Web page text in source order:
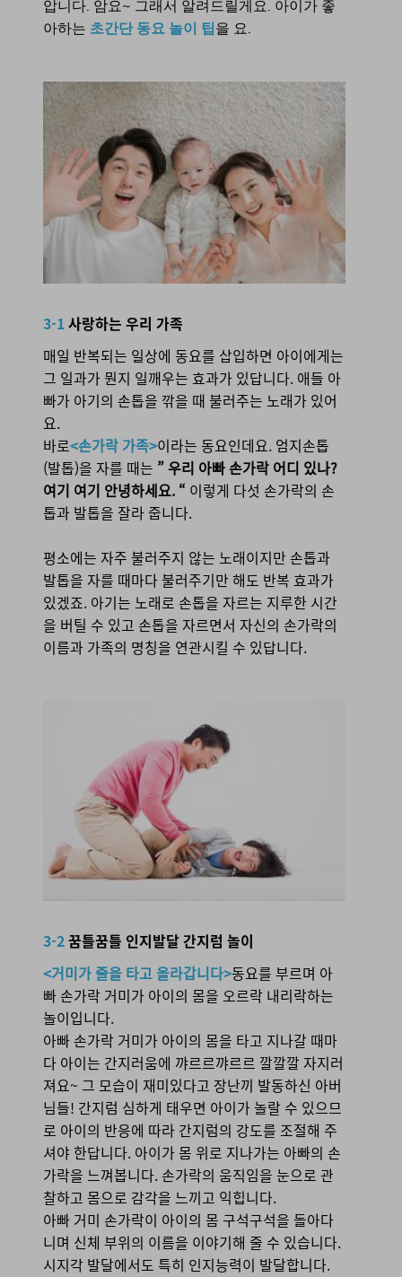
압니다. 암요~ 그래서 알려드릴게요. 아이가 좋
아하는 초간단 동요 놀이 팁을 요.
3-1사랑하는 우리 가족
매일 반복되는 일상에 동요를 삽입하면 아이에게는
그 일과가 뭔지 일깨우는 효과가 있답니다. 애들 아
빠가 아기의 손톱을 깎을 때 불러주는 노래가 있어
요.
바로<손가락 가족>이라는 동요인데요. 엄지손톱
(발톱)을 자를 때는 ” 우리 아빠 손가락 어디 있나?
여기 여기 안녕하세요. “ 이렇게 다섯 손가락의 손
톱과 발톱을 잘라 줍니다.
평소에는 자주 불러주지 않는 노래이지만 손톱과
발톱을 자를 때마다 불러주기만 해도 반복 효과가
있겠죠. 아기는 노래로 손톱을 자르는 지루한 시간
을 버틸 수 있고 손톱을 자르면서 자신의 손가락의
이름과 가족의 명칭을 연관시킬 수 있답니다.
3-2꿈틀꿈틀 인지발달 간지럼 놀이
<거미가 줄을 타고 올라갑니다>동요를 부르며 아
빠 손가락 거미가 아이의 몸을 오르락 내리락하는
놀이입니다.
아빠 손가락 거미가 아이의 몸을 타고 지나갈 때마
다 아이는 간지러움에 꺄르르꺄르르 깔깔깔 자지러
져요~ 그 모습이 재미있다고 장난끼 발동하신 아버
님들! 간지럼 심하게 태우면 아이가 놀랄 수 있으므
로 아이의 반응에 따라 간지럼의 강도를 조절해 주
셔야 한답니다. 아이가 몸 위로 지나가는 아빠의 손
가락을 느껴봅니다. 손가락의 움직임을 눈으로 관
찰하고 몸으로 감각을 느끼고 익힙니다.
아빠 거미 손가락이 아이의 몸 구석구석을 돌아다
니며 신체 부위의 이름을 이야기해 줄 수 있습니다.
시지각 발달에서도 특히 인지능력이 발달합니다.